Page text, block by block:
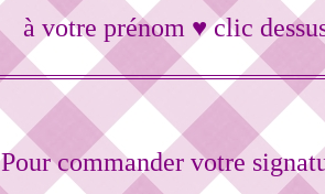
à votre prénom ♥ clic
Pour commander votre